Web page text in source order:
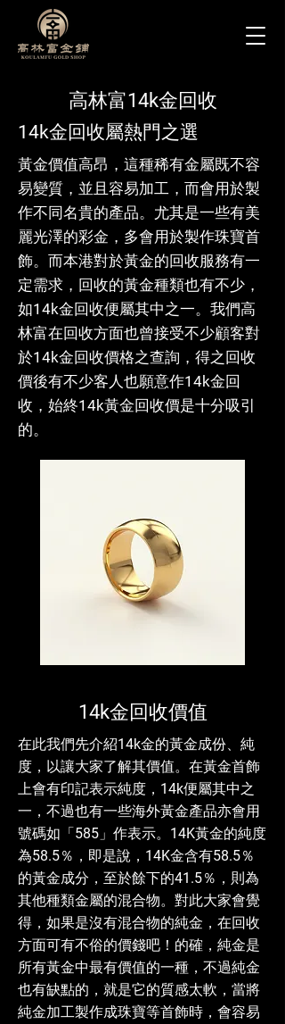
高林富14k金回收
14k金回收屬熱門之選
黃金價值高昂，這種稀有金屬既不容
易變質，並且容易加工，而會用於製
作不同名貴的產品。尤其是一些有美
麗光澤的彩金，多會用於製作珠寶首
飾。而本港對於黃金的回收服務有一
定需求，回收的黃金種類也有不少，
如14k金回收便屬其中之一。我們高
林富在回收方面也曾接受不少顧客對
於14k金回收價格之查詢，得之回收
價後有不少客人也願意作14k金回
收，始終14k黃金回收價是十分吸引
的。
14k金回收價值
在此我們先介紹14k金的黃金成份、純
度，以讓大家了解其價值。在黃金首飾
上會有印記表示純度，14k便屬其中之
一，不過也有一些海外黃金產品亦會用
號碼如「585」作表示。14K黃金的純度
為58.5％，即是說，14K金含有58.5％
的黃金成分，至於餘下的41.5％，則為
其他種類金屬的混合物。對此大家會覺
得，如果是沒有混合物的純金，在回收
方面可有不俗的價錢吧！的確，純金是
所有黃金中最有價值的一種，不過純金
也有缺點的，就是它的質感太軟，當將
純金加工製作成珠寶等首飾時，會容易